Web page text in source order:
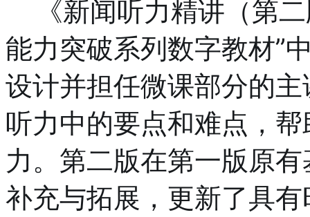
能力突破系列数字教材”
设计并担任微课部分的
听力中的要点和难点，
力。第二版在第一版原
补充与拓展，更新了具